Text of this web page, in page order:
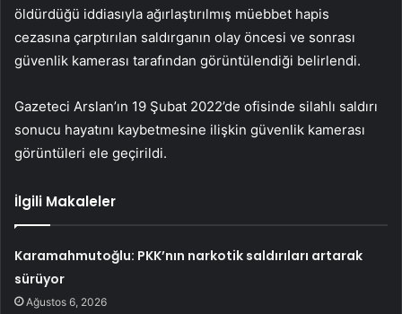
öldürdüğü iddiasıyla ağırlaştırılmış müebbet hapis
cezasına çarptırılan saldırganın olay öncesi ve sonrası
güvenlik kamerası tarafından görüntülendiği belirlendi.
Gazeteci Arslan’ın 19 Şubat 2022’de ofisinde silahlı saldırı
sonucu hayatını kaybetmesine ilişkin güvenlik kamerası
görüntüleri ele geçirildi.
İlgili Makaleler
Karamahmutoğlu: PKK’nın narkotik saldırıları artarak
sürüyor
Ağustos 6, 2026